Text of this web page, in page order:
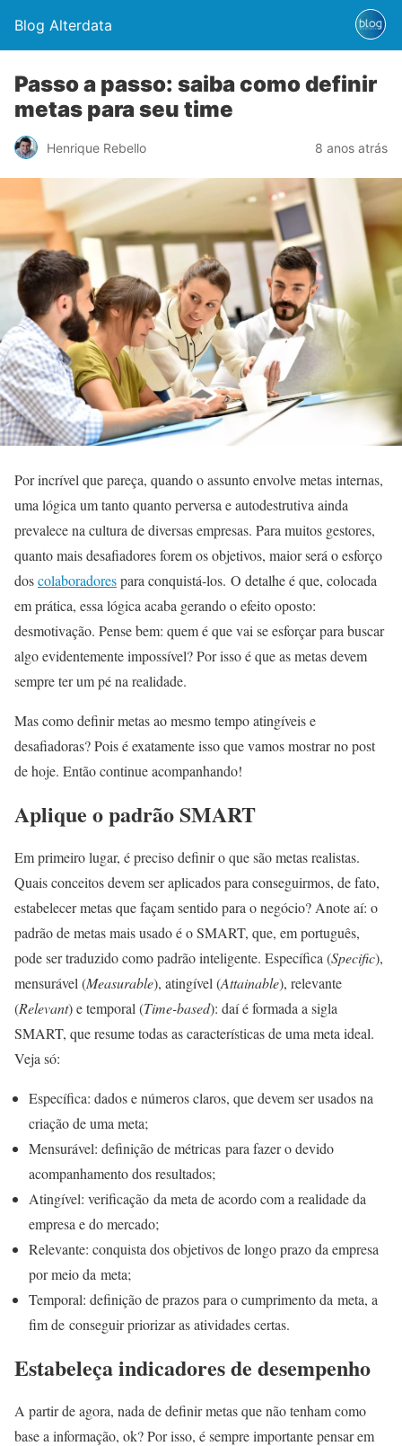
Blog Alterdata
Passo a passo: saiba como definir
metas para seu time
Henrique Rebello 8 anos atrás
Por incrível que pareça, quando o assunto envolve metas internas,
uma lógica um tanto quanto perversa e autodestrutiva ainda
prevalece na cultura de diversas empresas. Para muitos gestores,
quanto mais desafiadores forem os objetivos, maior será o esforço
doscolaboradorespara conquistá-los. O detalhe é que, colocada
em prática, essa lógica acaba gerando o efeito oposto:
desmotivação. Pense bem: quem é que vai se esforçar para buscar
algo evidentemente impossível? Por isso é que as metas devem
sempre ter um pé na realidade.
Mas como definir metas ao mesmo tempo atingíveis e
desafiadoras? Pois é exatamente isso que vamos mostrar no post
de hoje. Então continue acompanhando!
Aplique o padrão SMART
Em primeiro lugar, é preciso definir o que são metas realistas.
Quais conceitos devem ser aplicados para conseguirmos, de fato,
estabelecer metas que façam sentido para o negócio? Anote aí: o
padrão de metas mais usado é o SMART, que, em português,
pode ser traduzido como padrão inteligente. Específica (Specific),
mensurável (Measurable), atingível (Attainable), relevante
(Relevant) e temporal (Time-based): daí é formada a sigla
SMART, que resume todas as características de uma meta ideal.
Veja só:
Específica: dados e números claros, que devem ser usados na
criação de uma meta;
Mensurável: definição de métricas para fazer o devido
acompanhamento dos resultados;
Atingível: verificação da meta de acordo com a realidade da
empresa e do mercado;
Relevante: conquista dos objetivos de longo prazo da empresa
por meio da meta;
Temporal: definição de prazos para o cumprimento da meta, a
fim de conseguir priorizar as atividades certas.
Estabeleça indicadores de desempenho
A partir de agora, nada de definir metas que não tenham como
base a informação, ok? Por isso, é sempre importante pensar em